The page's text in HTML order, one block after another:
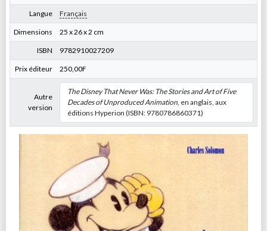
Langue Français
Dimensions 25 x 26 x 2 cm
ISBN 9782910027209
Prix éditeur 250,00F
Autre
version
The Disney That Never Was: The Stories and Art of Five
Decades of Unproduced Animation, en anglais, aux
éditions Hyperion (ISBN: 9780786860371)